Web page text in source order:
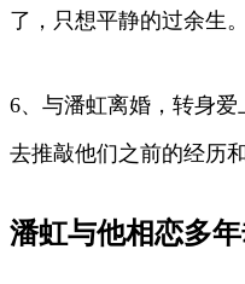
了，只想平静的过余生。
6、与潘虹离婚，转身
去推敲他们之前的经历
潘虹与他相恋多